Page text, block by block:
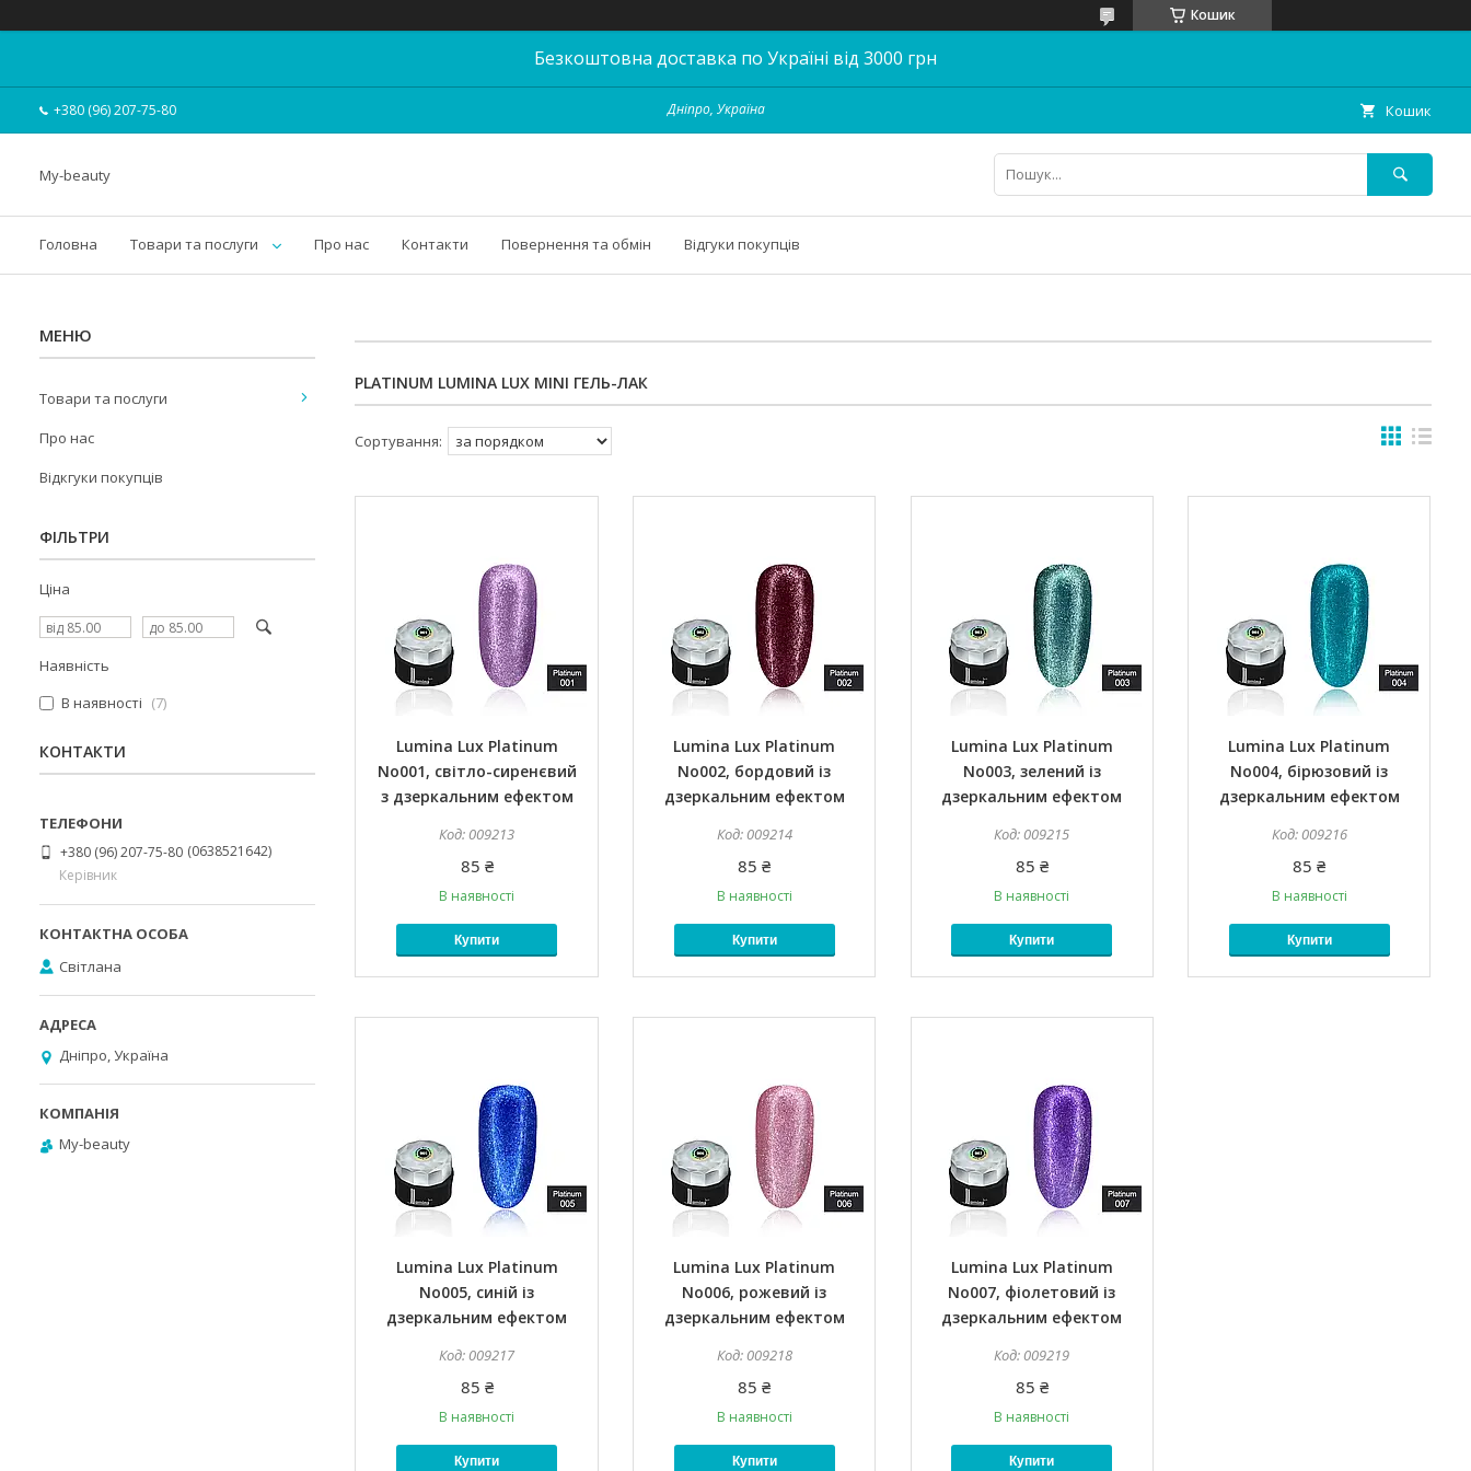
Кошик
Безкоштовна доставка по Україні від 3000 грн
+380 (96) 207-75-80 Дніпро, Україна Кошик
My-beauty
Головна Товари та послуги Про нас Контакти Повернення та обмін Відгуки покупців
PLATINUM LUMINA LUX MINI ГЕЛЬ-ЛАК
Lumina Lux Platinum
No001, світло-сиренєвий
з дзеркальним ефектом
009213
85 ₴
В наявності
Купити
Lumina Lux Platinum
No002, бордовий із
дзеркальним ефектом
009214
85 ₴
В наявності
Купити
Lumina Lux Platinum
No003, зелений із
дзеркальним ефектом
009215
85 ₴
В наявності
Купити
Lumina Lux Platinum
No004, бірюзовий із
дзеркальним ефектом
009216
85 ₴
В наявності
Купити
Lumina Lux Platinum
No005, синій із
дзеркальним ефектом
009217
85 ₴
В наявності
Купити
Lumina Lux Platinum
No006, рожевий із
дзеркальним ефектом
009218
85 ₴
В наявності
Купити
Lumina Lux Platinum
No007, фіолетовий із
дзеркальним ефектом
009219
85 ₴
В наявності
Купити
Товари та послуги
Про нас
Відкгуки покупців
ФІЛЬТРИ
Ціна
Наявність
В наявності
7
КОНТАКТИ
+380 (96) 207-75-80 0638521642
Керівник
Світлана
Дніпро, Україна
My-beauty